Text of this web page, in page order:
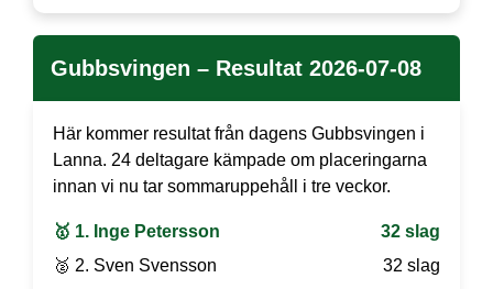
Gubbsvingen – Resultat 2026-07-08
Här kommer resultat från dagens Gubbsvingen i
Lanna. 24 deltagare kämpade om placeringarna
innan vi nu tar sommaruppehåll i tre veckor.
🥇 1. Inge Petersson
32 slag
🥈 2. Sven Svensson
32 slag